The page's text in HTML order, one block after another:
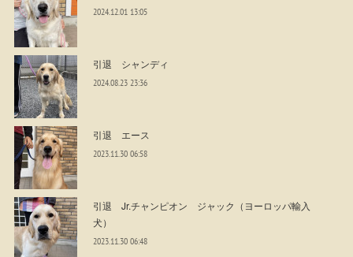
2024.12.01 13:05
引退 シャンディ
2024.08.23 23:36
引退 エース
2023.11.30 06:58
引退 Jr.チャンピオン ジャック（ヨーロッパ輸入
犬）
2023.11.30 06:48